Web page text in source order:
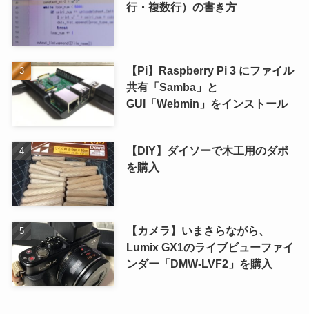
行・複数行）の書き方
【Pi】Raspberry Pi 3 にファイル
共有「Samba」と
GUI「Webmin」をインストール
【DIY】ダイソーで木工用のダボ
を購入
【カメラ】いまさらながら、
Lumix GX1のライブビューファイ
ンダー「DMW-LVF2」を購入